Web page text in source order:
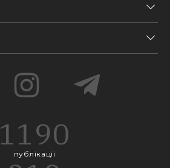
1190
публікації